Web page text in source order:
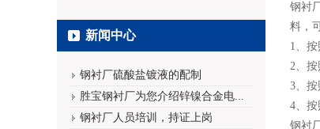
新闻中心
钢衬厂硫酸盐镀液的配制
胜宝钢衬厂为您介绍锌镍合金电...
钢衬厂人员培训，持证上岗
钢衬
料，
1、
2、按
3、按
4、
钢衬